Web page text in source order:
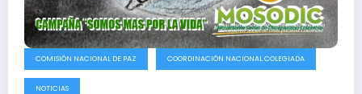
COMISIÓN NACIONAL DE PAZ COORDINACIÓN NACIONAL COLEGIADA
NOTICIAS